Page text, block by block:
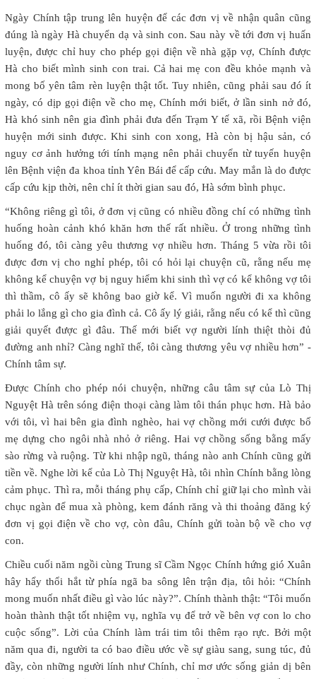
Ngày Chính tập trung lên huyện để các đơn vị về nhận quân cũng
đúng là ngày Hà chuyển dạ và sinh con. Sau này về tới đơn vị huấn
luyện, được chỉ huy cho phép gọi điện về nhà gặp vợ, Chính được
Hà cho biết mình sinh con trai. Cả hai mẹ con đều khỏe mạnh và
mong bố yên tâm rèn luyện thật tốt. Tuy nhiên, cũng phải sau đó ít
ngày, có dịp gọi điện về cho mẹ, Chính mới biết, ở lần sinh nở đó,
Hà khó sinh nên gia đình phải đưa đến Trạm Y tế xã, rồi Bệnh viện
huyện mới sinh được. Khi sinh con xong, Hà còn bị hậu sản, có
nguy cơ ảnh hưởng tới tính mạng nên phải chuyển từ tuyến huyện
lên Bệnh viện đa khoa tỉnh Yên Bái để cấp cứu. May mắn là do được
cấp cứu kịp thời, nên chỉ ít thời gian sau đó, Hà sớm bình phục.
“Không riêng gì tôi, ở đơn vị cũng có nhiều đồng chí có những tình
huống hoàn cảnh khó khăn hơn thế rất nhiều. Ở trong những tình
huống đó, tôi càng yêu thương vợ nhiều hơn. Tháng 5 vừa rồi tôi
được đơn vị cho nghỉ phép, tôi có hỏi lại chuyện cũ, rằng nếu mẹ
không kể chuyện vợ bị nguy hiểm khi sinh thì vợ có kể không vợ tôi
thì thầm, cô ấy sẽ không bao giờ kể. Vì muốn người đi xa không
phải lo lắng gì cho gia đình cả. Cô ấy lý giải, rằng nếu có kể thì cũng
giải quyết được gì đâu. Thế mới biết vợ người lính thiệt thòi đủ
đường anh nhỉ? Càng nghĩ thế, tôi càng thương yêu vợ nhiều hơn” -
Chính tâm sự.
Được Chính cho phép nói chuyện, những câu tâm sự của Lò Thị
Nguyệt Hà trên sóng điện thoại càng làm tôi thán phục hơn. Hà bảo
với tôi, vì hai bên gia đình nghèo, hai vợ chồng mới cưới được bố
mẹ dựng cho ngôi nhà nhỏ ở riêng. Hai vợ chồng sống bằng mấy
sào rừng và ruộng. Từ khi nhập ngũ, tháng nào anh Chính cũng gửi
tiền về. Nghe lời kể của Lò Thị Nguyệt Hà, tôi nhìn Chính bằng lòng
cảm phục. Thì ra, mỗi tháng phụ cấp, Chính chỉ giữ lại cho mình vài
chục ngàn để mua xà phòng, kem đánh răng và thi thoảng đăng ký
đơn vị gọi điện về cho vợ, còn đâu, Chính gửi toàn bộ về cho vợ
con.
Chiều cuối năm ngồi cùng Trung sĩ Cầm Ngọc Chính hứng gió Xuân
hây hẩy thổi hắt từ phía ngã ba sông lên trận địa, tôi hỏi: “Chính
mong muốn nhất điều gì vào lúc này?”. Chính thành thật: “Tôi muốn
hoàn thành thật tốt nhiệm vụ, nghĩa vụ để trở về bên vợ con lo cho
cuộc sống”. Lời của Chính làm trái tim tôi thêm rạo rực. Bởi một
năm qua đi, người ta có bao điều ước về sự giàu sang, sung túc, đủ
đầy, còn những người lính như Chính, chỉ mơ ước sống giản dị bên